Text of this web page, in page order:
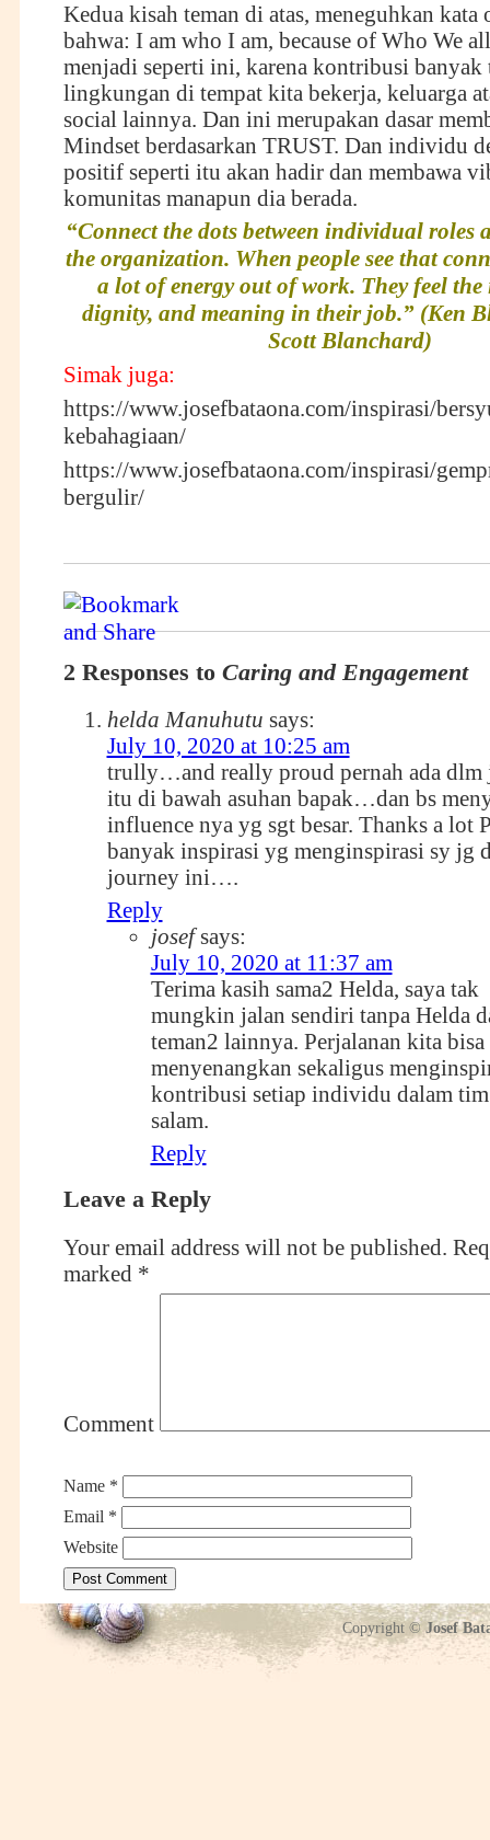
Kedua kisah teman di atas, meneguhkan kata
bahwa: I am who I am, because of Who We
menjadi seperti ini, karena kontribusi banyak
lingkungan di tempat kita bekerja, keluarga
social lainnya. Dan ini merupakan dasar
Mindset berdasarkan TRUST. Dan individu
positif seperti itu akan hadir dan membawa
komunitas manapun dia berada.
“Connect the dots between individual roles
the organization. When people see that
a lot of energy out of work. They feel the
dignity, and meaning in their job.” (Ken
Scott Blanchard)
Simak juga:
https://www.josefbataona.com/inspirasi/
kebahagiaan/
https://www.josefbataona.com/inspirasi/
bergulir/
2 Responses to Caring and Engagement
helda Manuhutu says:
July 10, 2020 at 10:25 am
trully…and really proud pernah ada dlm
itu di bawah asuhan bapak…dan bs
influence nya yg sgt besar. Thanks a lot
banyak inspirasi yg menginspirasi sy jg
journey ini….
Reply
josef says:
July 10, 2020 at 11:37 am
Terima kasih sama2 Helda, saya tak
mungkin jalan sendiri tanpa Helda
teman2 lainnya. Perjalanan kita bisa
menyenangkan sekaligus
kontribusi setiap individu dalam
salam.
Reply
Leave a Reply
Your email address will not be published.
marked *
Comment
Name *
Email *
Website
Copyright ©Josef